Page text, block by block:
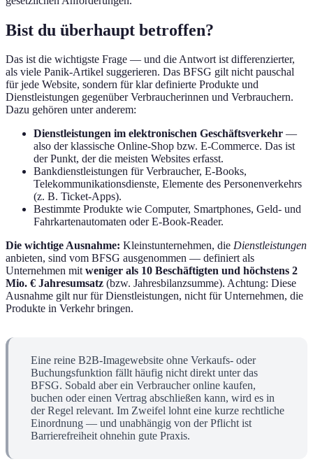
Bist du überhaupt betroffen?
Das ist die wichtigste Frage — und die Antwort ist differenzierter,
als viele Panik-Artikel suggerieren. Das BFSG gilt nicht pauschal
für jede Website, sondern für klar definierte Produkte und
Dienstleistungen gegenüber Verbraucherinnen und Verbrauchern.
Dazu gehören unter anderem:
Dienstleistungen im elektronischen Geschäftsverkehr —
also der klassische Online-Shop bzw. E-Commerce. Das ist
der Punkt, der die meisten Websites erfasst.
Bankdienstleistungen für Verbraucher, E-Books,
Telekommunikationsdienste, Elemente des Personenverkehrs
(z. B. Ticket-Apps).
Bestimmte Produkte wie Computer, Smartphones, Geld- und
Fahrkartenautomaten oder E-Book-Reader.
Die wichtige Ausnahme: Kleinstunternehmen, die Dienstleistungen
anbieten, sind vom BFSG ausgenommen — definiert als
Unternehmen mitweniger als 10 Beschäftigten und höchstens 2
Mio. € Jahresumsatz (bzw. Jahresbilanzsumme). Achtung: Diese
Ausnahme gilt nur für Dienstleistungen, nicht für Unternehmen, die
Produkte in Verkehr bringen.
Eine reine B2B-Imagewebsite ohne Verkaufs- oder
Buchungsfunktion fällt häufig nicht direkt unter das
BFSG. Sobald aber ein Verbraucher online kaufen,
buchen oder einen Vertrag abschließen kann, wird es in
der Regel relevant. Im Zweifel lohnt eine kurze rechtliche
Einordnung — und unabhängig von der Pflicht ist
Barrierefreiheit ohnehin gute Praxis.